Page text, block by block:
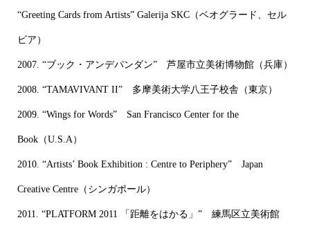
“Greeting Cards from Artists” Galerija SKC（ベオグラード、セル
ビア）
2007. “ブック・アンデパンダン” 芦屋市立美術博物館（兵庫）
2008. “TAMAVIVANT II” 多摩美術大学八王子校舎（東京）
2009. “Wings for Words” San Francisco Center for the
Book（U.S.A）
2010. “Artists’ Book Exhibition : Centre to Periphery” Japan
Creative Centre（シンガポール）
2011. “PLATFORM 2011 「距離をはかる」” 練馬区立美術館